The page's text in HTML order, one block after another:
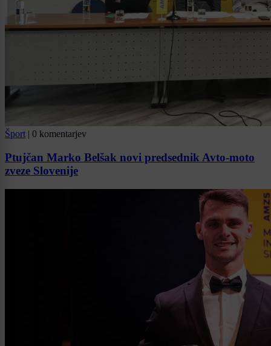
Šport | 0 komentarjev
Ptujčan Marko Belšak novi predsednik Avto-moto
zveze Slovenije